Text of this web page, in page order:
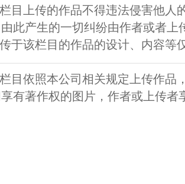
目上传的作品不得违法侵害他人
此产生的一切纠纷由作者或者上
于该栏目的作品的设计、内容等
目依照本公司相关规定上传作品
有著作权的图片，作者或上传者